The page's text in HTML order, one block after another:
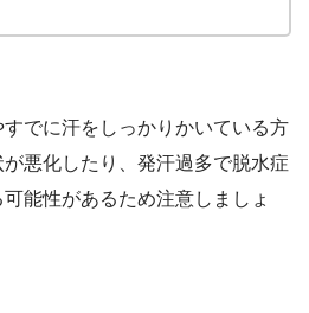
でに汗をしっかりかいている方
悪化したり、発汗過多で脱水症
能性があるため注意しましょ